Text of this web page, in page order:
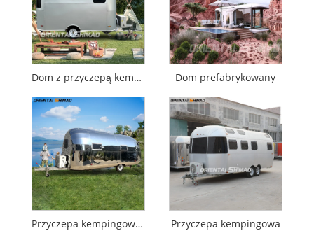
Dom z przyczepą kempingową Dom prefabrykowany
Przyczepa kempingowa ze stali nierdzewnej Przyczepa kempingowa